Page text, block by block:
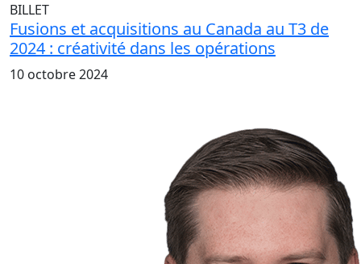
BILLET
Fusions et acquisitions au Canada au T3 de
2024 : créativité dans les opérations
10 octobre 2024